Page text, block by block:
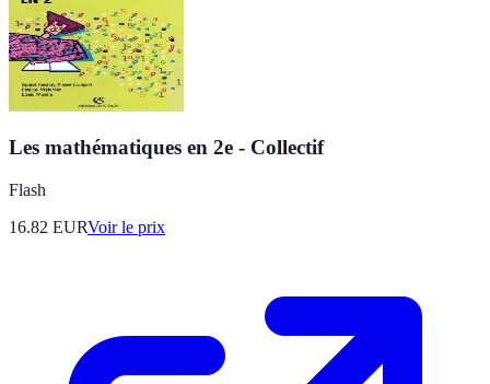
Les mathématiques en 2e - Collectif
Flash
16.82 EURVoir le prix